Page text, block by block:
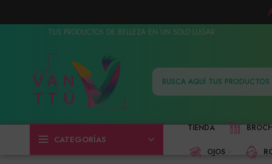
TUS PRODUCTOS DE BELLEZA EN UN SOLO LUGAR
CATEGORÍAS
TIENDA
OJOS